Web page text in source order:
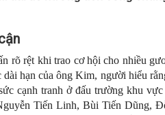
rõ rệt khi trao cơ hội cho nhiều
hạn của ông Kim, người hiểu
cạnh tranh ở đấu trường khu
Tiến Linh, Bùi Tiến Dũng,